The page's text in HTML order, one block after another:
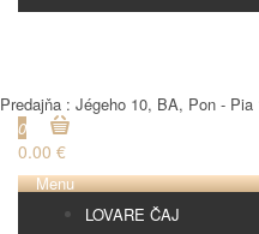
Predajňa : Jégeho 10, BA, Pon - Pia
0
0.00 €
Menu
LOVARE ČAJ